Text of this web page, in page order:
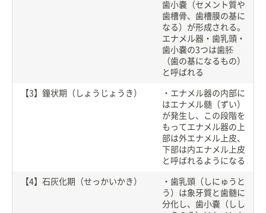
歯小嚢（セメント質や
歯槽骨、歯槽膜の基に
なる）が形成される。
エナメル器・歯乳頭・
歯小嚢の3つは歯胚
（歯の基になるもの）
と呼ばれる
【3】鐘状期（しょうじょうき）
・エナメル器の内部に
はエナメル髄（ずい）
が発生し、この段階を
もってエナメル器の上
部は外エナメル上皮、
下部は内エナメル上皮
と呼ばれるようになる
【4】石灰化期（せっかいかき）
・歯乳頭（しにゅうと
う）は象牙質と歯髄に
分化し、歯小嚢（しし